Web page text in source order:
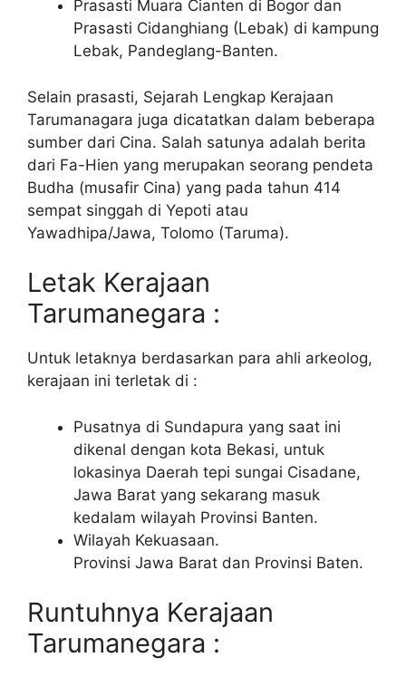
Prasasti Muara Cianten di Bogor dan
Prasasti Cidanghiang (Lebak) di kampung
Lebak, Pandeglang-Banten.
Selain prasasti, Sejarah Lengkap Kerajaan
Tarumanagara juga dicatatkan dalam beberapa
sumber dari Cina. Salah satunya adalah berita
dari Fa-Hien yang merupakan seorang pendeta
Budha (musafir Cina) yang pada tahun 414
sempat singgah di Yepoti atau
Yawadhipa/Jawa, Tolomo (Taruma).
Letak Kerajaan
Tarumanegara :
Untuk letaknya berdasarkan para ahli arkeolog,
kerajaan ini terletak di :
Pusatnya di Sundapura yang saat ini
dikenal dengan kota Bekasi, untuk
lokasinya Daerah tepi sungai Cisadane,
Jawa Barat yang sekarang masuk
kedalam wilayah Provinsi Banten.
Wilayah Kekuasaan.
Provinsi Jawa Barat dan Provinsi Baten.
Runtuhnya Kerajaan
Tarumanegara :